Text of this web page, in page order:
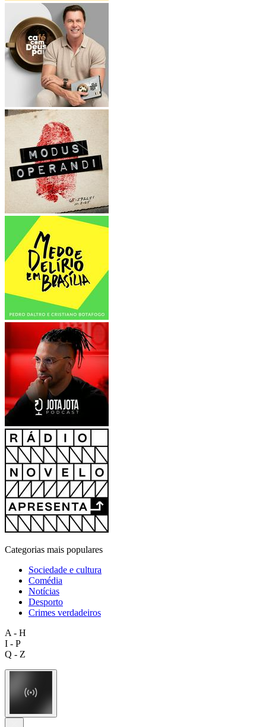
Categorias mais populares
Sociedade e cultura
Comédia
Notícias
Desporto
Crimes verdadeiros
A - H
I - P
Q - Z